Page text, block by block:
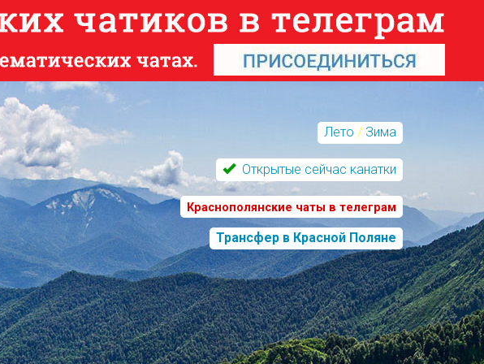
Лето / Зима
Открытые сейчас канатки
Краснополянские чаты в телеграм
Трансфер в Красной Поляне